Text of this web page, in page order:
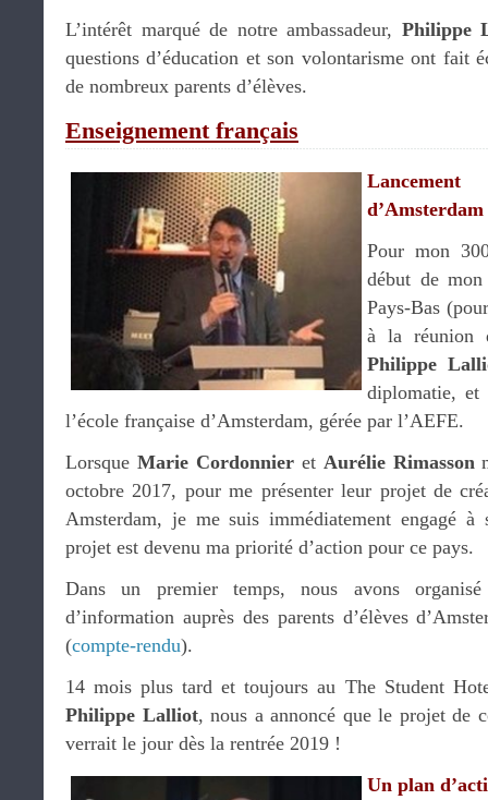
L’intérêt marqué de notre ambassadeur, Philippe
questions d’éducation et son volontarisme ont fait
de nombreux parents d’élèves.
Enseignement français
Pour mon
début de
Pays-Bas
à la réunion
Philippe
diplomatie, et
l’école française d’Amsterdam, gérée par l’AEFE.
Lorsque Marie Cordonnier et Aurélie Rimasson
octobre 2017, pour me présenter leur projet de
Amsterdam, je me suis immédiatement engagé
projet est devenu ma priorité d’action pour ce pays.
Dans un premier temps, nous avons
d’information auprès des parents d’élèves
(compte-rendu).
14 mois plus tard et toujours au The Student
Philippe Lalliot, nous a annoncé que le projet de
verrait le jour dès la rentrée 2019 !
Un plan